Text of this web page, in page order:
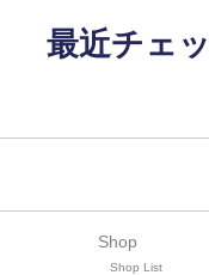
最近チェ
Shop
Shop List